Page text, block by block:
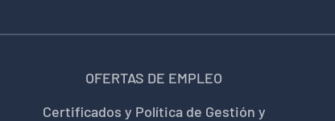
OFERTAS DE EMPLEO
Certificados y Política de Gestión y